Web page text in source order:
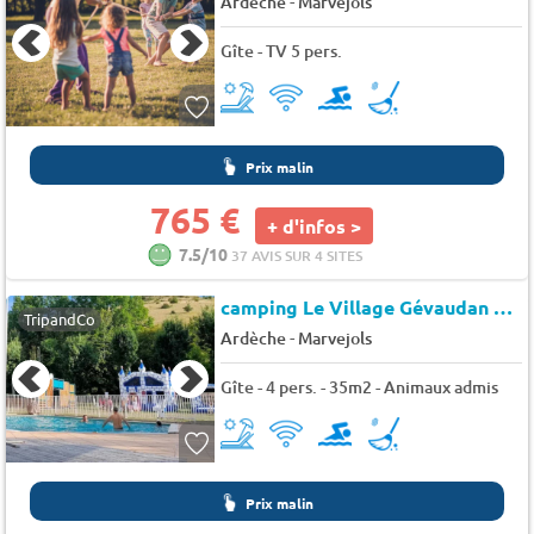
Gîte - TV 5 pers.
Prix malin
765 € + d'infos >
7.5/10 37 AVIS SUR 4 SITES
TripandCo camping Le Village Gévaudan Aubrac (T-1596)
Ardèche- Marvejols
Gîte - 4 pers. - 35m2 - Animaux admis
Prix malin